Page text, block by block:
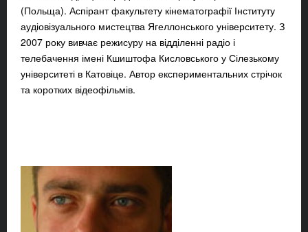
(Польща). Аспірант факультету кінематографії Інституту
аудіовізуального мистецтва Ягеллонського університету. З
2007 року вивчає режисуру на відділенні радіо і
телебачення імені Кшиштофа Кисловського у Сілезькому
університеті в Катовіце. Автор експериментальних стрічок
та коротких відеофільмів.